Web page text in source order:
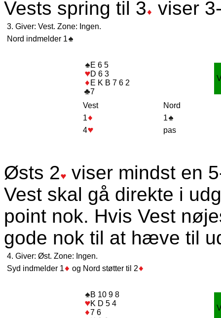
Vests spring til 3 viser
3. Giver: Vest. Zone: Ingen.
Nord indmelder 1
E 6 5
D 6 3
E K B 7 6 2
7
Vest
Nord
1
1
4
pas
Østs 2 viser mindst en
Vest skal gå direkte i
point nok. Hvis Vest
gode nok til at hæve til
4. Giver: Øst. Zone: Ingen.
Syd indmelder 1
og Nord støtter til 2
B 10 9 8
K D 5 4
7 6